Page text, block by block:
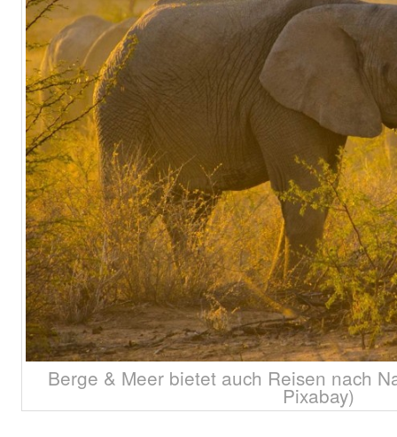
Berge & Meer bietet auch Reisen nach
Pixabay)